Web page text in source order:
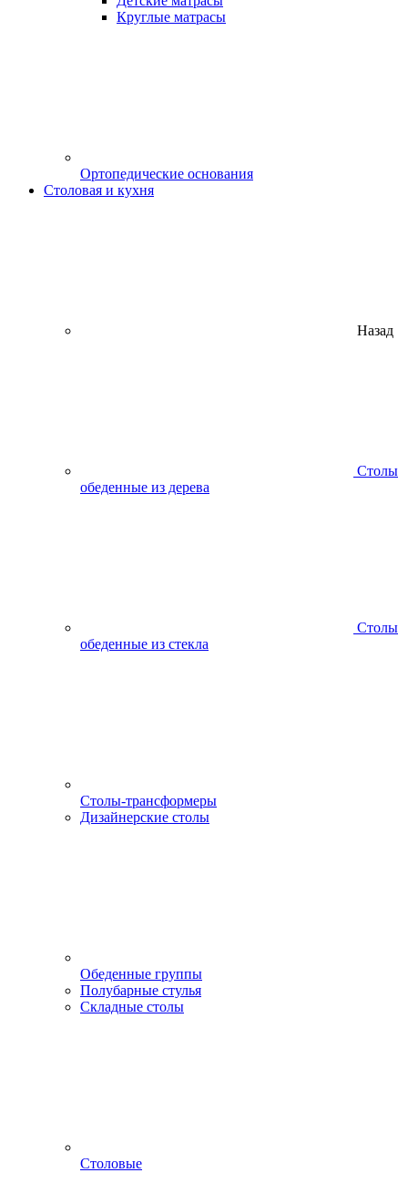
Круглые матрасы
Ортопедические основания
Столовая и кухня
Назад
Столы
обеденные из дерева
Столы
обеденные из стекла
Столы-трансформеры
Дизайнерские столы
Обеденные группы
Полубарные стулья
Складные столы
Столовые